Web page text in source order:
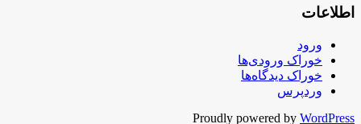
اطلاعات
ورود
خوراک ورودی‌ها
خوراک دیدگاه‌ها
وردپرس
Proudly powered by WordPress